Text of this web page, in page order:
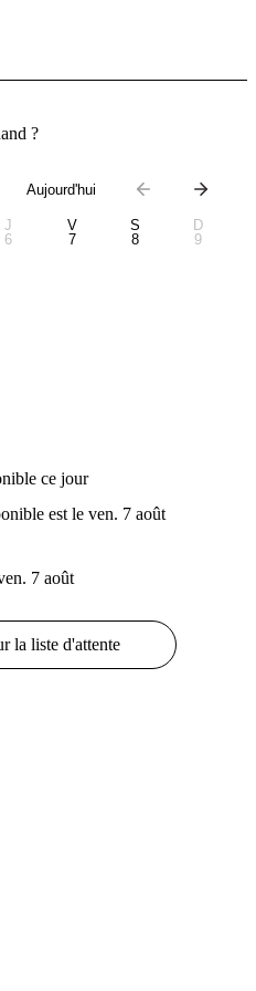
?
Aujourd'hui
J
6
V
7
S
8
D
9
ce jour
est le ven. 7 août
7 août
la liste d'attente